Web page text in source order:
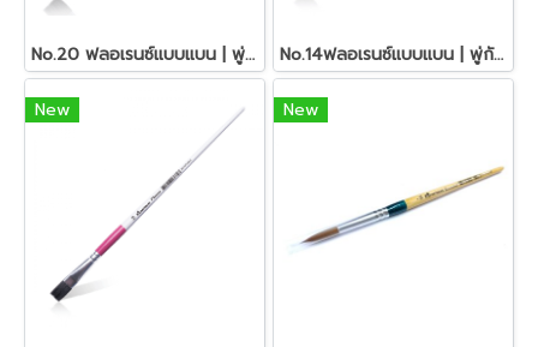
No.20 ฟลอเรนซ์แบบแบน | พู่กันอเนกประสงค์ มาสเตอร์อาร์ต No.14ฟลอเรนซ์แบบแบน | พู่กันอเนกประสงค์ มาสเตอร์อาร์ต
New New